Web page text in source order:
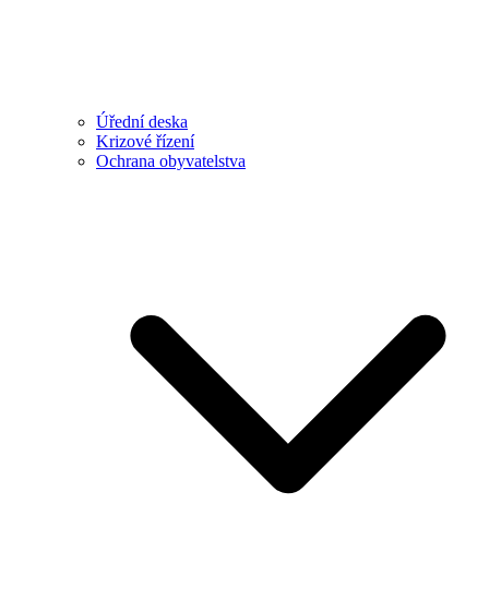
Úřední deska
Krizové řízení
Ochrana obyvatelstva